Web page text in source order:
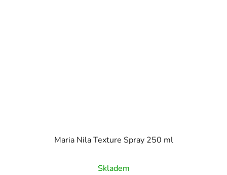
Maria Nila Texture Spray 250 ml
Skladem